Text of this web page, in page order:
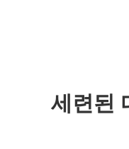
세련된